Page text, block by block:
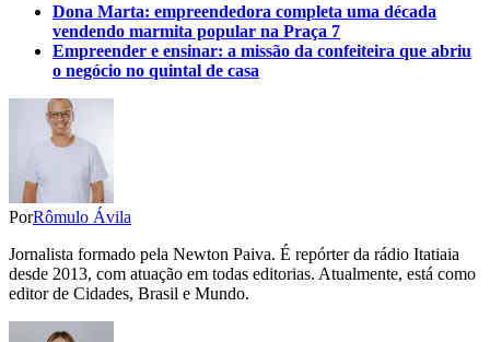
Dona Marta: empreendedora completa uma década
vendendo marmita popular na Praça 7
Empreender e ensinar: a missão da confeiteira que abriu
o negócio no quintal de casa
PorRômulo Ávila
Jornalista formado pela Newton Paiva. É repórter da rádio Itatiaia
desde 2013, com atuação em todas editorias. Atualmente, está como
editor de Cidades, Brasil e Mundo.